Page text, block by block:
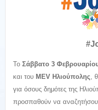
Το Σάββατο 3
και του MEV Ηλιούπολης,
για όσους δημότες της
προσπαθούν να